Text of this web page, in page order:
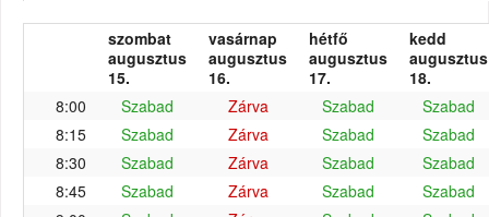
szombat
augusztus
15.
vasárnap
augusztus
16.
hétfő
augusztus
17.
kedd
augusztus
18.
8:00
Szabad Zárva Szabad
Szabad
8:15
Szabad Zárva Szabad
Szabad
8:30
Szabad Zárva Szabad
Szabad
8:45
Szabad Zárva Szabad
Szabad